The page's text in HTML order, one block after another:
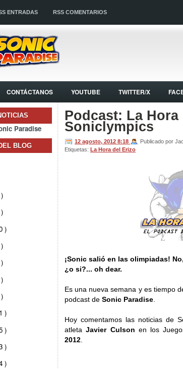
ENTRADAS RSS COMENTARIOS
CONTÁCTANOS YOUTUBE TWITTER/X
Paradise
BLOG
)
)
)
)
)
Podcast: La Hora
Soniclympics
12 agosto, 2012 8:18
Publicado por
Etiquetas: La Hora del Erizo
¡Sonic salió en las olimpiadas!
¿o si?... oh dear.
Es una nueva semana y es tiempo
podcast de Sonic Paradise
Hoy comentamos las noticias de
atletaJavier Culson en los
2012